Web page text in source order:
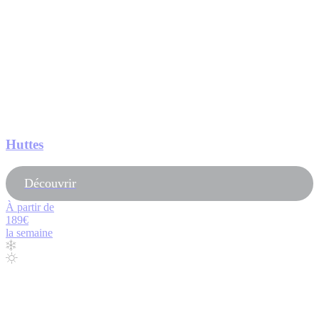
Huttes
Découvrir
À partir de
189€
la semaine